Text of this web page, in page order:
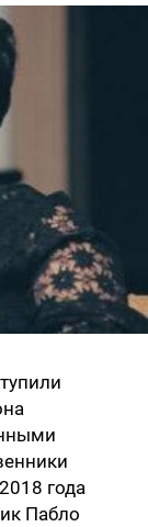
года
Пабло